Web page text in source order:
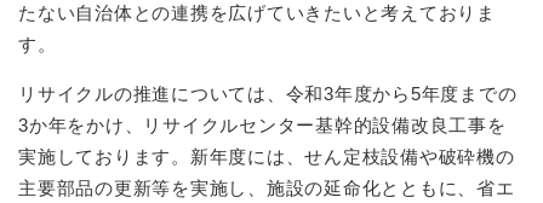
たない自治体との連携を広げていきたいと考えておりま
す。
リサイクルの推進については、令和3年度から5年度までの
3か年をかけ、リサイクルセンター基幹的設備改良工事を
実施しております。新年度には、せん定枝設備や破砕機の
主要部品の更新等を実施し、施設の延命化とともに、省エ